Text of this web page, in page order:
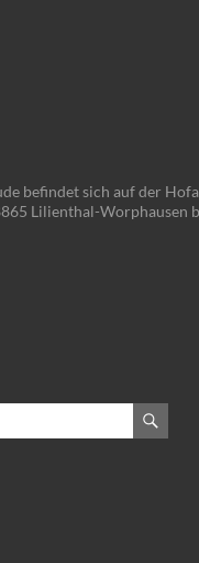
befindet sich auf der
Lilienthal-Worphausen